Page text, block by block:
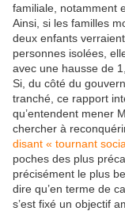
familiale, notamment
Ainsi, si les familles
deux enfants
personnes isolées,
avec une hausse de
Si, du côté du
tranché, ce rapport
qu’entendent mener
chercher à
disant « tournant
poches des plus
précisément le plus
dire qu’en terme de
s’est fixé un objectif